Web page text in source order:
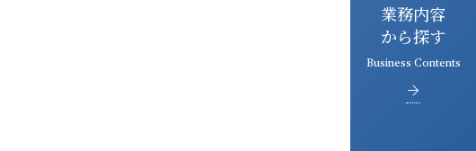
業務内容
から探す
Business Contents